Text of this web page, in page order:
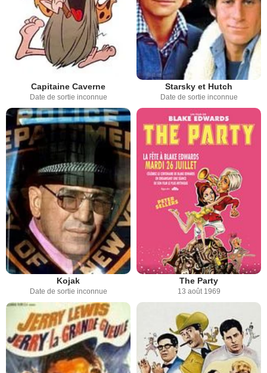
Capitaine Caverne
Date de sortie inconnue
Starsky et Hutch
Date de sortie inconnue
Kojak
Date de sortie inconnue
The Party
13 août 1969